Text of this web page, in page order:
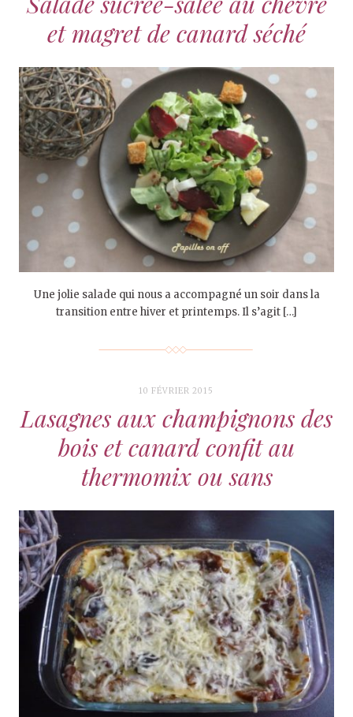
et magret de canard séché
Une jolie salade qui nous a accompagné un soir dans la
transition entre hiver et printemps. Il s’agit […]
10 FÉVRIER 2015
Lasagnes aux champignons des
bois et canard confit au
thermomix ou sans